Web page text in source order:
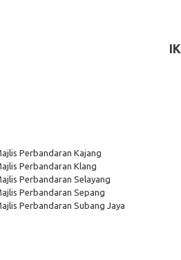
Perbandaran Kajang
Perbandaran Klang
Perbandaran Selayang
Perbandaran Sepang
Perbandaran Subang Jaya